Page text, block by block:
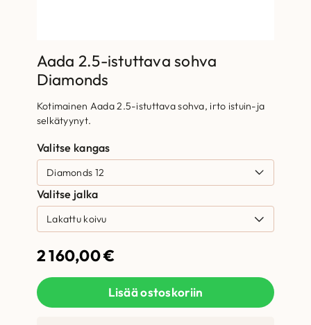
Aada 2.5-istuttava sohva
Diamonds
Kotimainen Aada 2.5-istuttava sohva, irto istuin-ja
selkätyynyt.
Valitse kangas
Valitse jalka
2 160,00€
Lisää ostoskoriin